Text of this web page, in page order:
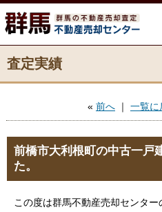
査定実績
« 前へ ｜ 一覧に
前橋市大利根町の中古一戸
た。
この度は群馬不動産売却センタ